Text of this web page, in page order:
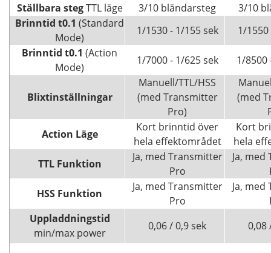
Ställbara stegTTL läge 3/10 bländarsteg
3/10
Brinntid t0.1 (Standard
Mode)
1/1530 - 1/155 sek
1/1550
Brinntid t0.1 (Action
Mode)
1/7000 - 1/625 sek 1/8500
Blixtinställningar
Manuell/TTL/HSS
(med Transmitter
Pro)
(med
Action Läge
Kort brinntid över
hela effektområdet
Kort
hela
TTL Funktion
Ja, med Transmitter
Pro
Ja,
HSS Funktion
Ja, med Transmitter
Pro
Ja,
Uppladdningstid
min/max power
0,06 / 0,9 sek 0,08